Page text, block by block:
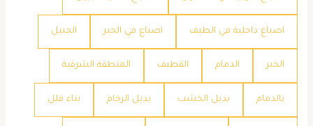
اصباغ داخلية في الطيف اصباغ في الخبر الجبيل
الخبر الدمام القطيف المنطقة الشرقية
بالدمام بديل الخشب بديل الرخام بناء فلل